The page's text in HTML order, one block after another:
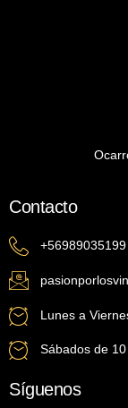
Contacto
+56989035199
Lunes a
Sábados de
Síguenos